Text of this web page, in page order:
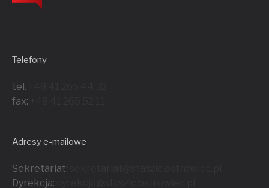
Telefony
tel.
fax:
Adresy e-mailowe
Sekretariat:
Dyrekcja: